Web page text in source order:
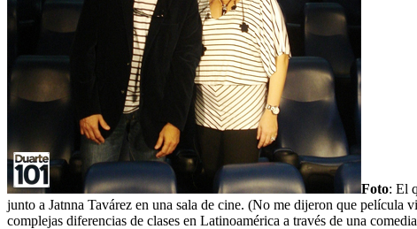
Foto: El
junto a Jatnna Tavárez en una sala de cine. (No me dijeron que
complejas diferencias de clases en Latinoamérica a través de una